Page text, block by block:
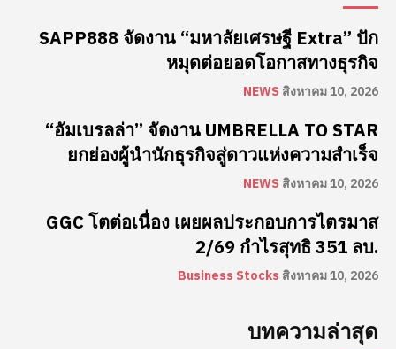
SAPP888 จัดงาน “มหาลัยเศรษฐี Extra” ปัก
หมุดต่อยอดโอกาสทางธุรกิจ
NEWS สิงหาคม 10, 2026
“อัมเบรลล่า” จัดงาน UMBRELLA TO STAR
ยกย่องผู้นำนักธุรกิจสู่ดาวแห่งความสำเร็จ
NEWS สิงหาคม 10, 2026
GGC โตต่อเนื่อง เผยผลประกอบการไตรมาส
2/69 กำไรสุทธิ 351 ลบ.
Business Stocks สิงหาคม 10, 2026
บทความล่าสุด